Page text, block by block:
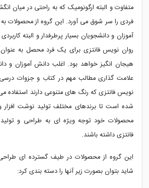
متفاوت و البته ارگونومیک که به راحتی در میان
فردی را سر شوق می آورد. این گروه از
آموزان و دانشجویان بسیار پرطرفدار و البته
روان نویس فانتزی برای یک فرد محصل به
هیجان انگیز خواهد بود. اغلب دانش آموزان و
علامت گذاری مطالب مهم در کتاب و جزوات
نویس فانتزی که رنگ های متنوعی دارند استفاده
شده است تا برندهای مختلف تولید نوشت افزار و
محصولات خود توجه ویژه ای به طراحی و
فانتزی داشته باشند.
این گروه از محصولات در طیف گسترده ای
شاید بتوان بصورت زیر آنها را دسته بندی کرد: